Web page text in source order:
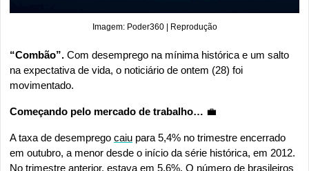
Imagem: Poder360 | Reprodução
“Combão”. Com desemprego na mínima histórica e um salto
na expectativa de vida, o noticiário de ontem (28) foi
movimentado.
Começando pelo mercado de trabalho… 💼
A taxa de desemprego caiu para 5,4% no trimestre encerrado
em outubro, a menor desde o início da série histórica, em 2012.
No trimestre anterior, estava em 5,6%. O número de brasileiros